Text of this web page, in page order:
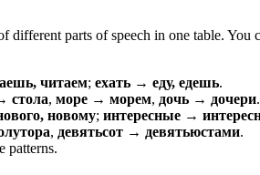
different parts of speech in one table.
читаем; ехать → еду, едешь.
стола, море → морем, дочь → дочери.
новому; интересные →
, девятьсот → девятьюстами.
patterns.